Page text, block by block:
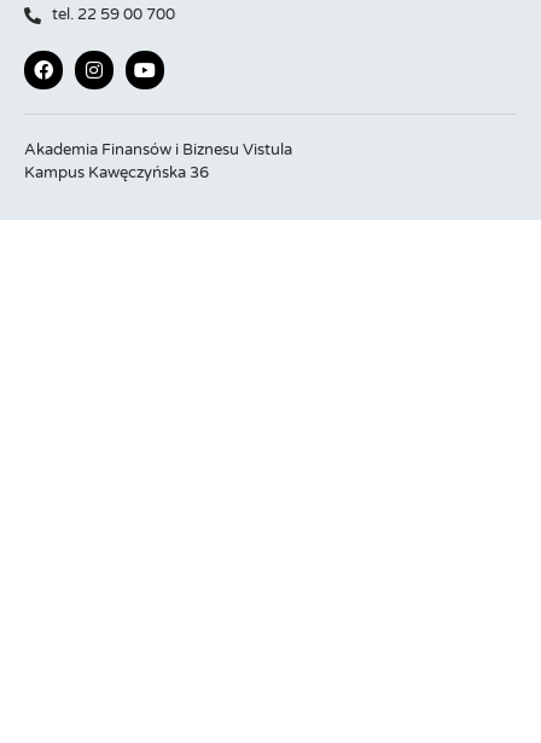
tel. 22 59 00 700
Akademia Finansów i Biznesu Vistula
Kampus Kawęczyńska 36